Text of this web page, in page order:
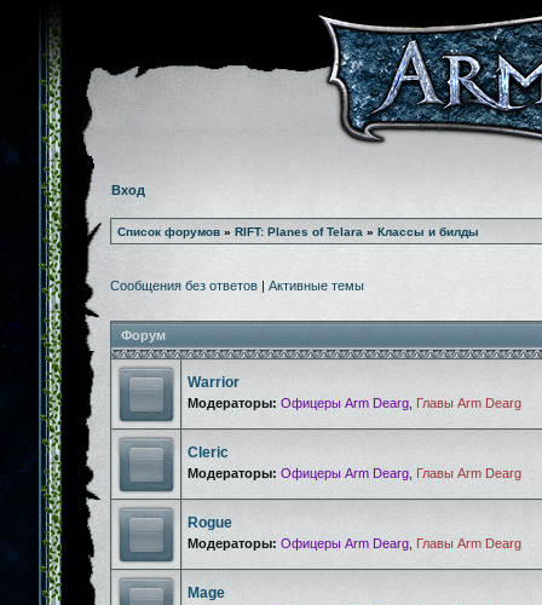
Вход
Список форумов » RIFT: Planes of Telara » Классы и билды
Сообщения без ответов | Активные темы
Форум
Warrior
Модераторы: Офицеры Arm Dearg Главы Arm Dearg
Cleric
Модераторы: Офицеры Arm Dearg Главы Arm Dearg
Rogue
Модераторы: Офицеры Arm Dearg Главы Arm Dearg
Mage